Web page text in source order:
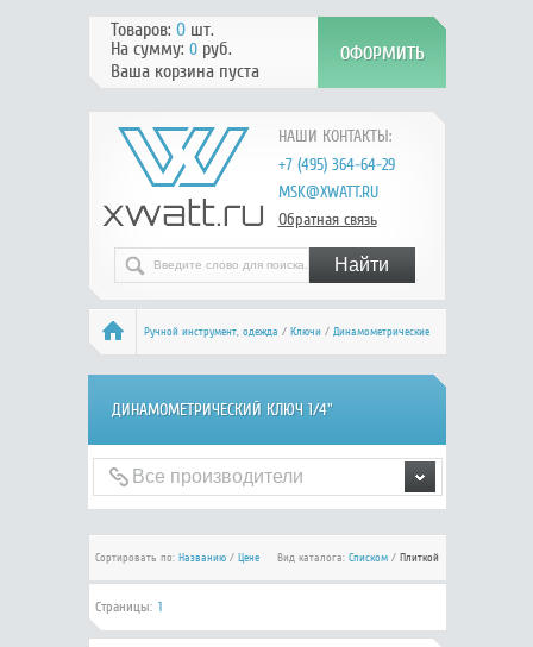
НАШИ КОНТАКТЫ:
+7 (495) 364-64-29
MSK@XWATT.RU
Обратная связь
Товаров: 0шт.
На сумму: 0руб.
Ваша корзина пуста
Ручной инcтрумент, одежда / Ключи/ Динамометрические
ключи и адаптеры/ Динамометрический ключ 1/4"
ДИНАМОМЕТРИЧЕСКИЙ КЛЮЧ 1/4"
Сортировать по: Названию/ Цене Вид каталога: Списком/ Плиткой
Страницы: 1